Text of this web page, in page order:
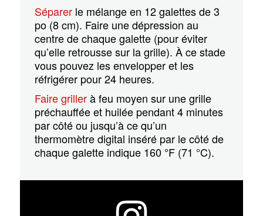
Séparer le mélange en 12 galettes de 3
po (8 cm). Faire une dépression au
centre de chaque galette (pour éviter
qu’elle retrousse sur la grille). À ce stade
vous pouvez les envelopper et les
réfrigérer pour 24 heures.
Faire grillerà feu moyen sur une grille
préchauffée et huilée pendant 4 minutes
par côté ou jusqu’à ce qu’un
thermomètre digital inséré par le côté de
chaque galette indique 160 °F (71 °C).